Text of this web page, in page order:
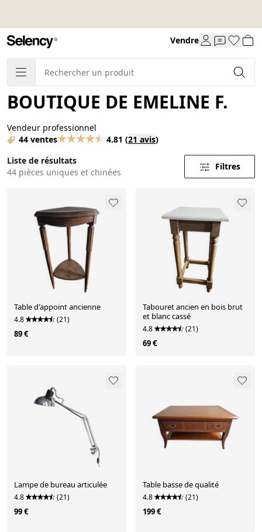
Vendre
BOUTIQUE DE EMELINE F.
Vendeur professionnel
44 ventes
4.81 (21 avis)
Liste de résultats
44 pièces uniques et chinées
Filtres
Table d'appoint ancienne
4.8 (21)
89 €
Tabouret ancien en bois brut
et blanc cassé
4.8 (21)
69 €
Lampe de bureau articulée
4.8 (21)
99 €
Table basse de qualité
4.8 (21)
199 €